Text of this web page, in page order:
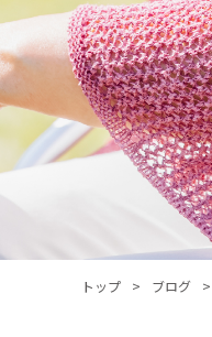
トップ ブログ